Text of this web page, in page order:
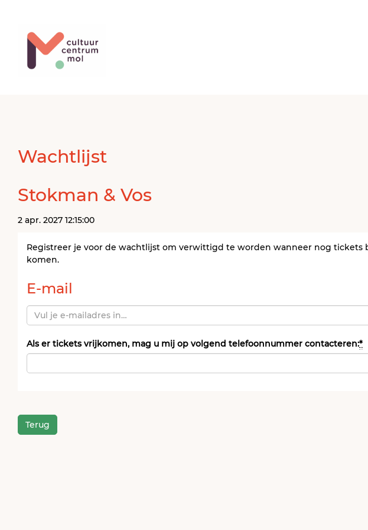
Wachtlijst
Stokman & Vos
2 apr. 2027 12:15:00
Registreer je voor de wachtlijst om verwittigd te worden wanneer nog tickets
komen.
E-mail
Als er tickets vrijkomen, mag u mij op volgend telefoonnummer contacteren:*
Verplicht
Terug